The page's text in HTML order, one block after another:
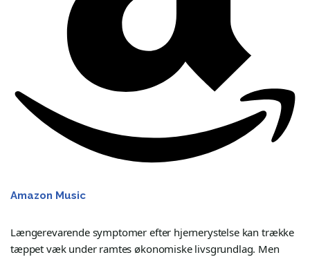
Amazon Music
Længerevarende symptomer efter hjernerystelse kan trække
tæppet væk under ramtes økonomiske livsgrundlag. Men